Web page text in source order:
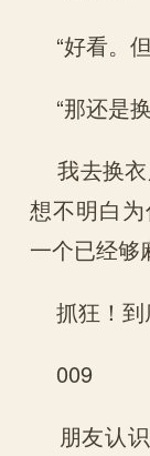
“好看。
“那还是
我去换衣
想不明白
一个已经够
抓狂！到
009
朋友认识